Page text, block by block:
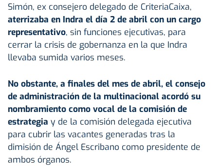
Simón, ex consejero delegado de CriteriaCaixa,
aterrizaba en Indra el día 2 de abril con un cargo
representativo, sin funciones ejecutivas, para
cerrar la crisis de gobernanza en la que Indra
llevaba sumida varios meses.
No obstante, a finales del mes de abril, el consejo
de administración de la multinacional acordó su
nombramiento como vocal de la comisión de
estrategia y de la comisión delegada ejecutiva
para cubrir las vacantes generadas tras la
dimisión de Ángel Escribano como presidente de
ambos órganos.